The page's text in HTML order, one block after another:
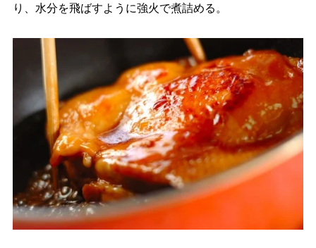
り、水分を飛ばすように強火で煮詰める。